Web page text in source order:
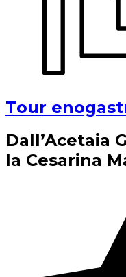
Tour
Dall’Acetaia
la Cesarina